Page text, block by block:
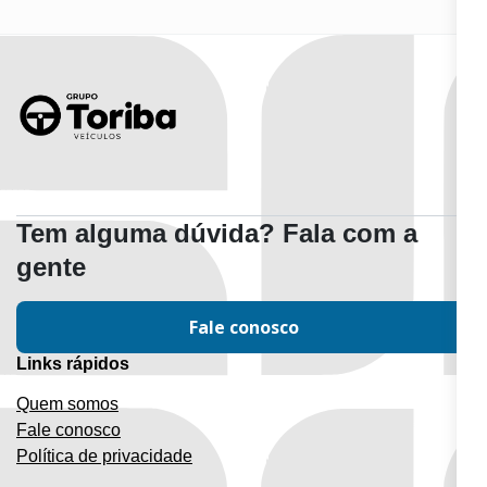
Tem alguma dúvida? Fala com a
gente
Fale conosco
Links rápidos
Quem somos
Fale conosco
Política de privacidade